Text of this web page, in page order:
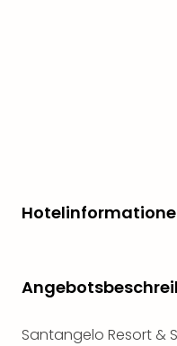
Santangelo Resort &